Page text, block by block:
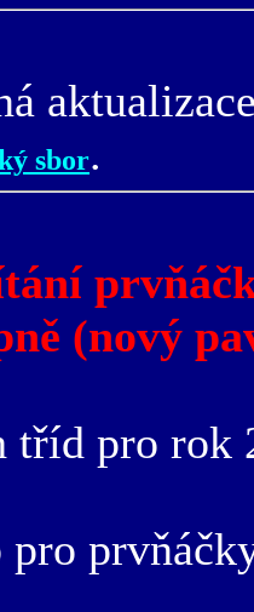
sbor.
(nový
tříd pro rok
pro